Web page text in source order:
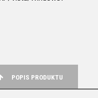
POPIS PRODUKTU